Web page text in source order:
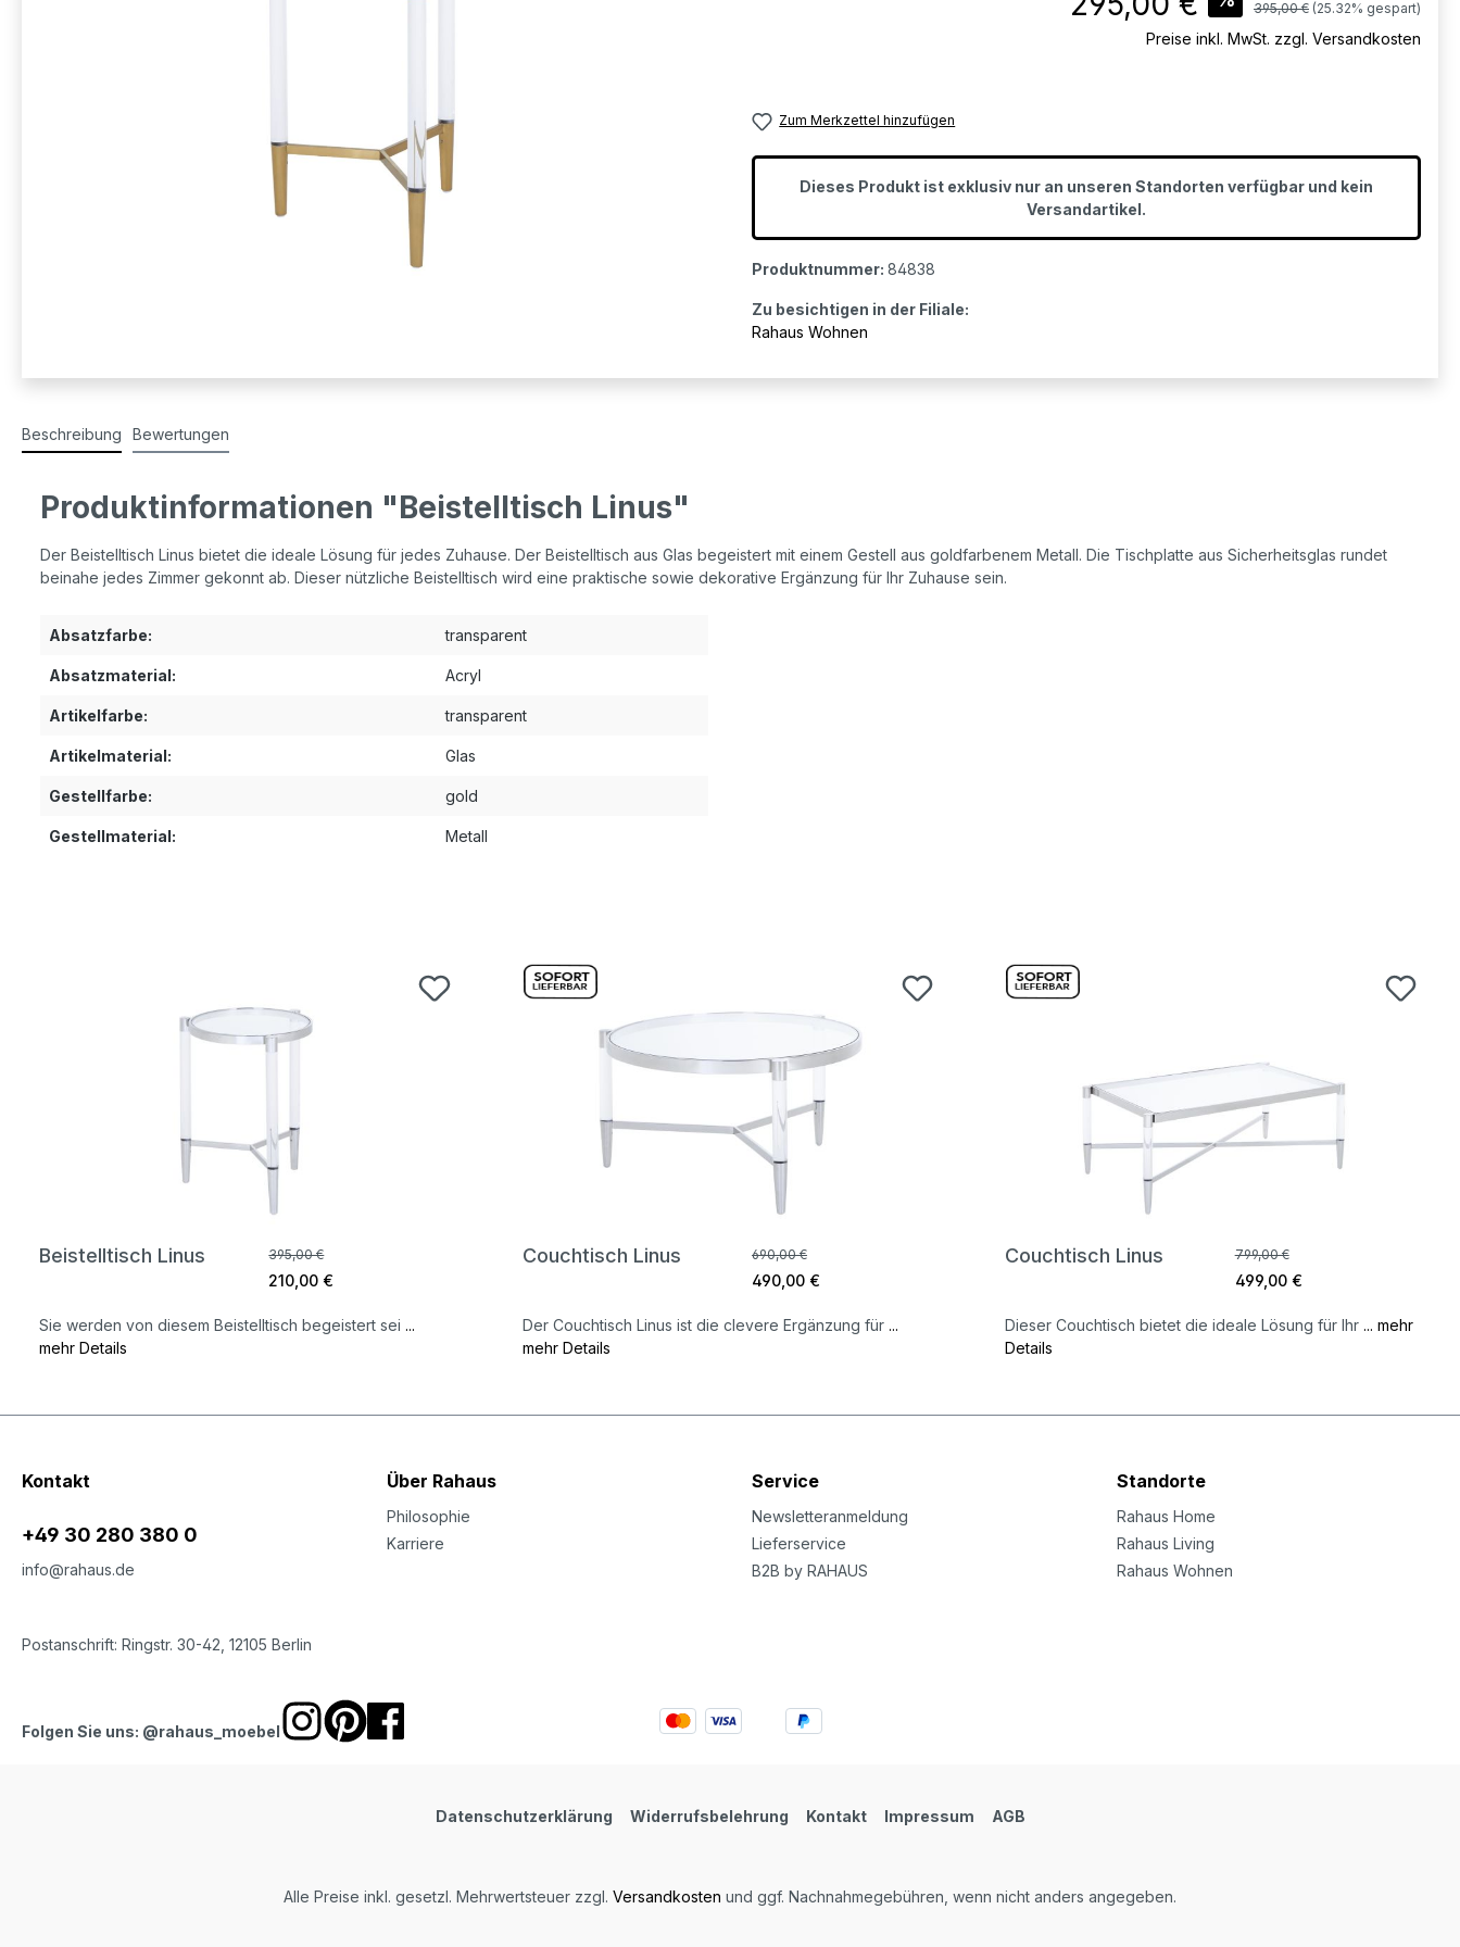
Regulärer Preis:
395,00 € (25.32% gespart)
Preise inkl. MwSt. zzgl. Versandkosten
Zum Merkzettel hinzufügen
Dieses Produkt ist exklusiv nur an unseren Standorten verfügbar und kein
Versandartikel.
Produktnummer: 84838
Zu besichtigen in der Filiale:
Rahaus Wohnen
Beschreibung Bewertungen
Produktinformationen "Beistelltisch Linus"
Der Beistelltisch Linus bietet die ideale Lösung für jedes Zuhause. Der Beistelltisch aus Glas begeistert mit einem Gestell aus goldfarbenem Metall. Die Tischplatte aus Sicherheitsglas rundet
beinahe jedes Zimmer gekonnt ab. Dieser nützliche Beistelltisch wird eine praktische sowie dekorative Ergänzung für Ihr Zuhause sein.
Absatzfarbe: transparent
Absatzmaterial: Acryl
Artikelfarbe: transparent
Artikelmaterial: Glas
Gestellfarbe: gold
Gestellmaterial: Metall
Beistelltisch Linus 395,00 €
210,00 €
Sie werden von diesem Beistelltisch begeistert sei ...
mehr Details
Couchtisch Linus 690,00 €
490,00 €
Der Couchtisch Linus ist die clevere Ergänzung für ...
mehr Details
Couchtisch Linus 799,00 €
499,00 €
Dieser Couchtisch bietet die ideale Lösung für Ihr ... mehr
Details
Kontakt
+49 30 280 380 0
info@rahaus.de
Postanschrift: Ringstr. 30-42, 12105 Berlin
Über Rahaus
Philosophie
Karriere
Service
Newsletteranmeldung
Lieferservice
B2B by RAHAUS
Standorte
Rahaus Home
Rahaus Living
Rahaus Wohnen
Folgen Sie uns: @rahaus_moebel
Datenschutzerklärung Widerrufsbelehrung Kontakt Impressum AGB
Alle Preise inkl. gesetzl. Mehrwertsteuer zzgl. Versandkosten und ggf. Nachnahmegebühren, wenn nicht anders angegeben.